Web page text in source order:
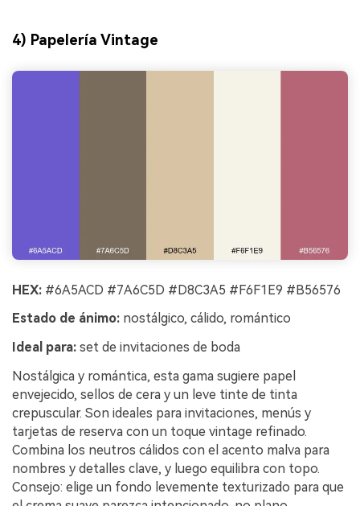
4) Papelería Vintage
HEX: #6A5ACD #7A6C5D #D8C3A5 #F6F1E9 #B56576
Estado de ánimo: nostálgico, cálido, romántico
Ideal para: set de invitaciones de boda
Nostálgica y romántica, esta gama sugiere papel
envejecido, sellos de cera y un leve tinte de tinta
crepuscular. Son ideales para invitaciones, menús y
tarjetas de reserva con un toque vintage refinado.
Combina los neutros cálidos con el acento malva para
nombres y detalles clave, y luego equilibra con topo.
Consejo: elige un fondo levemente texturizado para que